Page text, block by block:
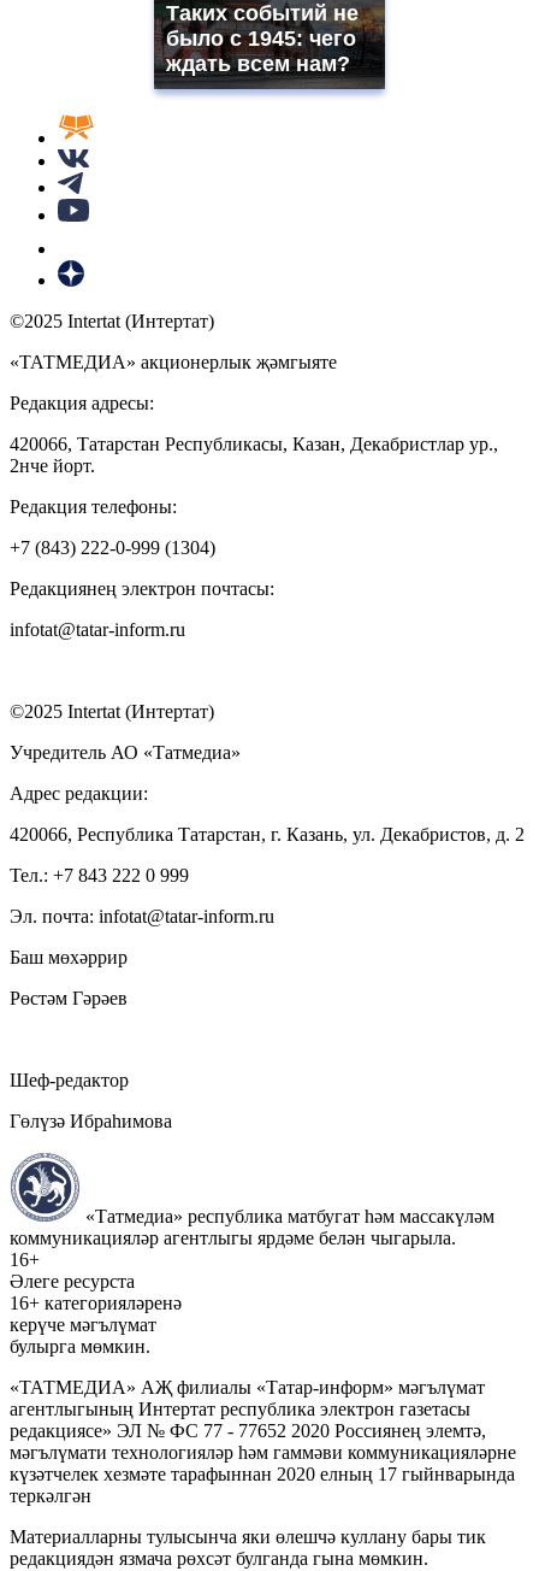
Таких событий не
было с 1945: чего
ждать всем нам?
©2025 Intertat (Интертат)
«ТАТМЕДИА» акционерлык җәмгыяте
Редакция адресы:
420066, Татарстан Республикасы, Казан, Декабристлар ур.,
2нче йорт.
Редакция телефоны:
+7 (843) 222-0-999 (1304)
Редакциянең электрон почтасы:
infotat@tatar-inform.ru
©2025 Intertat (Интертат)
Учредитель АО «Татмедиа»
Адрес редакции:
420066, Республика Татарстан, г. Казань, ул. Декабристов, д. 2
Тел.: +7 843 222 0 999
Эл. почта: infotat@tatar-inform.ru
Баш мөхәррир
Рөстәм Гәрәев
Шеф-редактор
Гөлүзә Ибраһимова
«Татмедиа» республика матбугат һәм массакүләм
коммуникацияләр агентлыгы ярдәме белән чыгарыла.
16+
Әлеге ресурста
16+ категорияләренә
керүче мәгълүмат
булырга мөмкин.
«ТАТМЕДИА» АҖ филиалы «Татар-информ» мәгълүмат
агентлыгының Интертат республика электрон газетасы
редакциясе» ЭЛ № ФС 77 - 77652 2020 Россиянең элемтә,
мәгълүмати технологияләр һәм гаммәви коммуникацияләрне
күзәтчелек хезмәте тарафыннан 2020 елның 17 гыйнварында
теркәлгән
Материалларны тулысынча яки өлешчә куллану бары тик
редакциядән язмача рөхсәт булганда гына мөмкин.